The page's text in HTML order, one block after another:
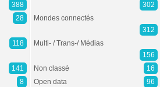
388
28
118
141
8
302
Mondes connectés
312
Multi- / Trans-/ Médias
156
Non classé
16
Open data
96